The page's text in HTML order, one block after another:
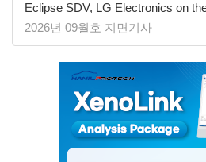
​​​​​​​Eclipse SDV, LG Electronics on
2026년 09월호 지면기사